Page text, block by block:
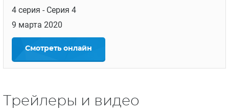
4 серия - Серия 4
9 марта 2020
Смотреть онлайн
Трейлеры и видео